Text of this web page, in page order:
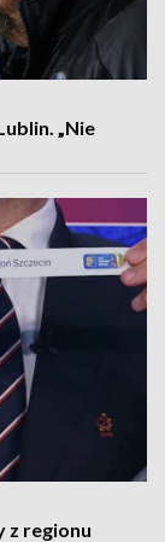
„Nie
z regionu